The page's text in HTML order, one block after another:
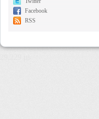
Facebook
RSS